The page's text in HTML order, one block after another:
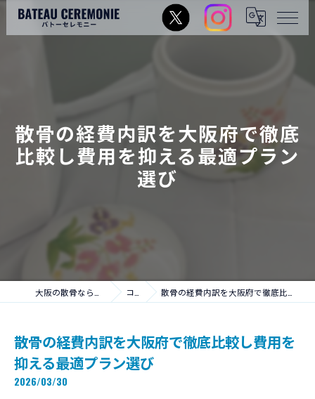
散骨の経費内訳を大阪府で徹底
比較し費用を抑える最適プラン
選び
コラム 散骨の経費内訳を大阪府で徹底比較し費用を抑える最適プラン選び
散骨の経費内訳を大阪府で徹底比較し費用を
抑える最適プラン選び
2026/03/30